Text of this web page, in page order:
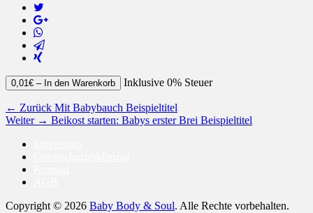
0,01€ – In den Warenkorb Inklusive 0% Steuer
Beitragsnavigation
← Zurück Vorheriger
Beitrag:
Mit Babybauch Beispieltitel
Weiter → Nächster
Beikost starten: Babys erster Brei Beispieltitel
Copyright © 2026 Baby Body & Soul. Alle Rechte vorbehalten.